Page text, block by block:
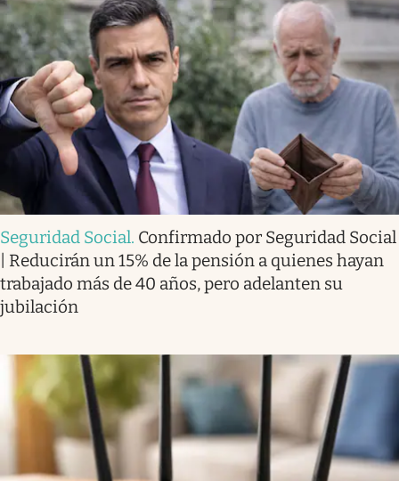
Seguridad Social. Confirmado por Seguridad Social
| Reducirán un 15% de la pensión a quienes hayan
trabajado más de 40 años, pero adelanten su
jubilación